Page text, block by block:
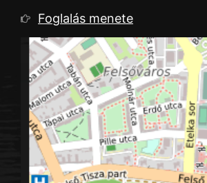
Információk
Foglalás menete